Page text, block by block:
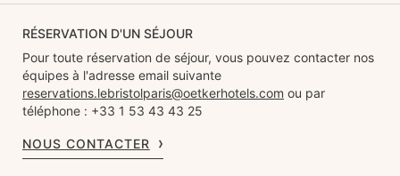
RÉSERVATION D'UN SÉJOUR
Pour toute réservation de séjour, vous pouvez contacter nos
équipes à l'adresse email suivante
reservations.lebristolparis@oetkerhotels.com ou par
téléphone : +33 1 53 43 43 25
NOUS CONTACTER